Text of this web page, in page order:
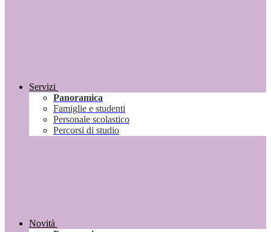
Servizi
Panoramica
Famiglie e studenti
Personale scolastico
Percorsi di studio
Novità